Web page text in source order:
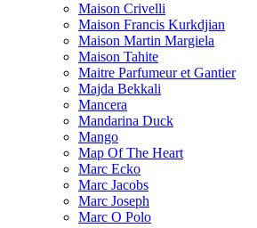
Maison Crivelli
Maison Francis Kurkdjian
Maison Martin Margiela
Maison Tahite
Maitre Parfumeur et Gantier
Majda Bekkali
Mancera
Mandarina Duck
Mango
Map Of The Heart
Marc Ecko
Marc Jacobs
Marc Joseph
Marc O Polo